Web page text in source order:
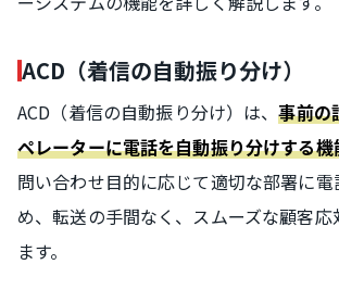
ACD（着信の自動振り分け）
ACD（着信の自動振り分け）は、事前の
ペレーターに電話を自動振り分けする機
問い合わせ目的に応じて適切な部署に
め、転送の手間なく、スムーズな顧客応
ます。